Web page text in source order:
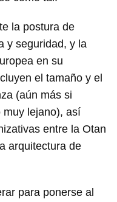
la postura de
y seguridad, y la
en su
el tamaño y el
(aún más si
muy lejano), así
entre la Otan
arquitectura de
para ponerse al